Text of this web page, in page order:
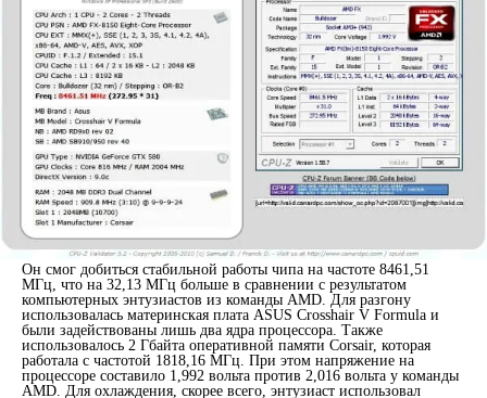
Он смог добиться стабильной работы чипа на частоте 8461,51
МГц, что на 32,13 МГц больше в сравнении с результатом
компьютерных энтузиастов из команды AMD. Для разгону
использовалась материнская плата ASUS Crosshair V Formula и
были задействованы лишь два ядра процессора. Также
использовалось 2 Гбайта оперативной памяти Corsair, которая
работала с частотой 1818,16 МГц. При этом напряжение на
процессоре составило 1,992 вольта против 2,016 вольта у команды
AMD. Для охлаждения, скорее всего, энтузиаст использовал